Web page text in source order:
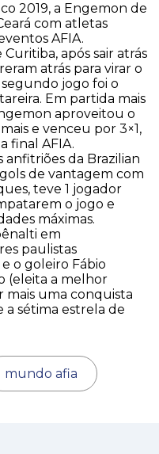
2019, a Engemon de
com atletas
AFIA.
após sair atrás
atrás para virar o
jogo foi o
Em partida mais
aproveitou o
e venceu por 3×1,
final AFIA.
anfitriões da Brazilian
de vantagem com
teve 1 jogador
o jogo e
máximas.
em
paulistas
o goleiro Fábio
(eleita a melhor
mais uma conquista
a sétima estrela de
mundo afia